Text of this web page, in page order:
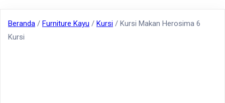
Beranda / Furniture Kayu / Kursi / Kursi Makan Herosima 6
Kursi